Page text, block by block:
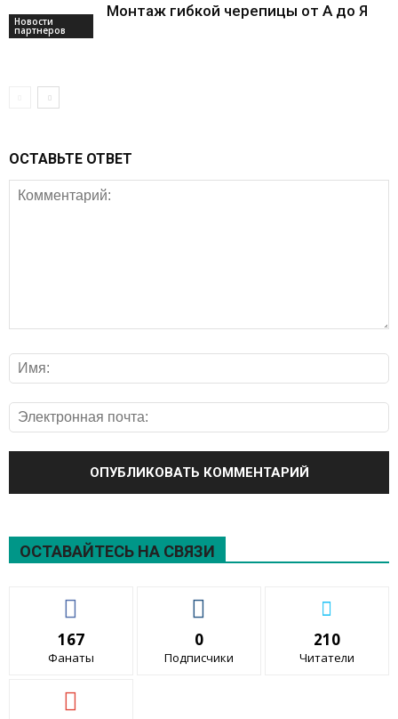
Новости
партнеров
Монтаж гибкой черепицы от А до Я
ОСТАВЬТЕ ОТВЕТ
ОСТАВАЙТЕСЬ НА СВЯЗИ
167
Фанаты
0
Подписчики
210
Читатели